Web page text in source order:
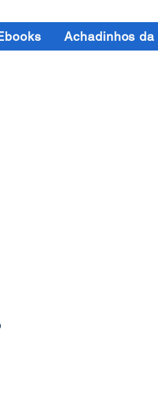
Achadinhos